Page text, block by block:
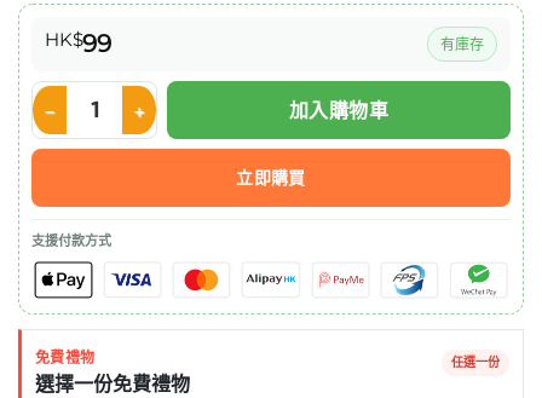
HK$99 有庫存
Nutricia Fortisip 營保健高能量高蛋白質營養品 – 雲呢拿味 125ml
加入購物車
立即購買
支援付款方式
免費禮物
選擇一份免費禮物
任選一份